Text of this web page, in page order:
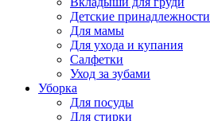
Детские принадлежности
Для мамы
Для ухода и купания
Салфетки
Уход за зубами
Уборка
Для посуды
Для стирки